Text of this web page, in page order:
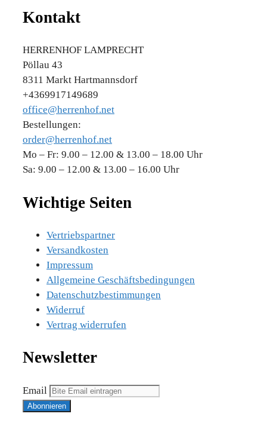
Kontakt
HERRENHOF LAMPRECHT
Pöllau 43
8311 Markt Hartmannsdorf
+4369917149689
office@herrenhof.net
Bestellungen:
order@herrenhof.net
Mo – Fr: 9.00 – 12.00 & 13.00 – 18.00 Uhr
Sa: 9.00 – 12.00 & 13.00 – 16.00 Uhr
Wichtige Seiten
Vertriebspartner
Versandkosten
Impressum
Allgemeine Geschäftsbedingungen
Datenschutzbestimmungen
Widerruf
Vertrag widerrufen
Newsletter
Email